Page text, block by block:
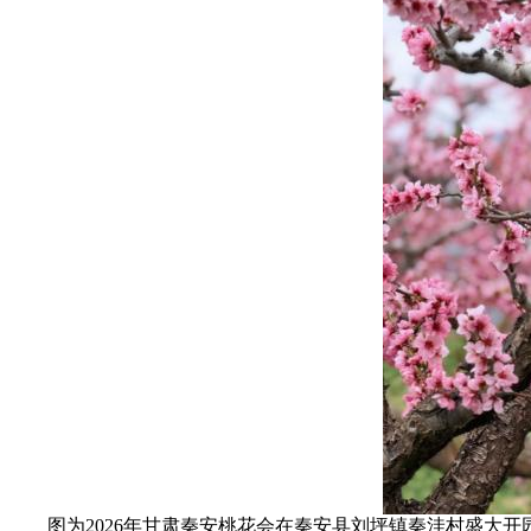
图为2026年甘肃秦安桃花会在秦安县刘坪镇秦洼村盛大开